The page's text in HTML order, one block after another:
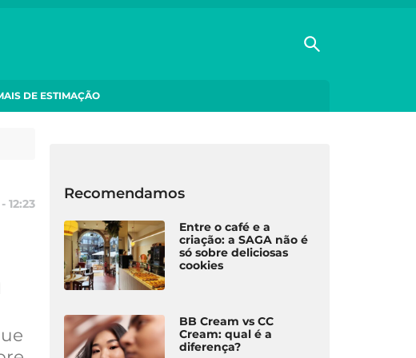
DE ESTIMAÇÃO
12:23
Recomendamos
Entre o café e a
criação: a SAGA não é
só sobre deliciosas
cookies
BB Cream vs CC
Cream: qual é a
diferença?